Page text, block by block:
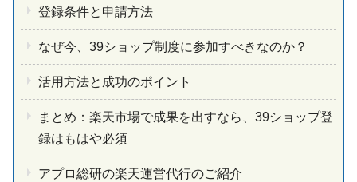
登録条件と申請方法
なぜ今、39ショップ制度に参加すべきなのか？
活用方法と成功のポイント
まとめ：楽天市場で成果を出すなら、39ショップ登
録はもはや必須
アプロ総研の楽天運営代行のご紹介